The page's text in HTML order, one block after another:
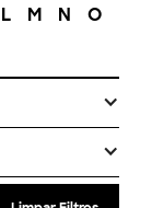
L M N O